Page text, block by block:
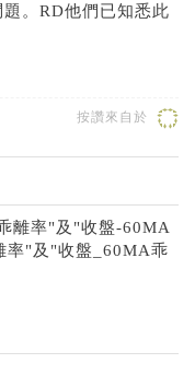
。RD他們已知悉此
按讚來自於
離率"及"收盤-60MA
率"及"收盤_60MA乖